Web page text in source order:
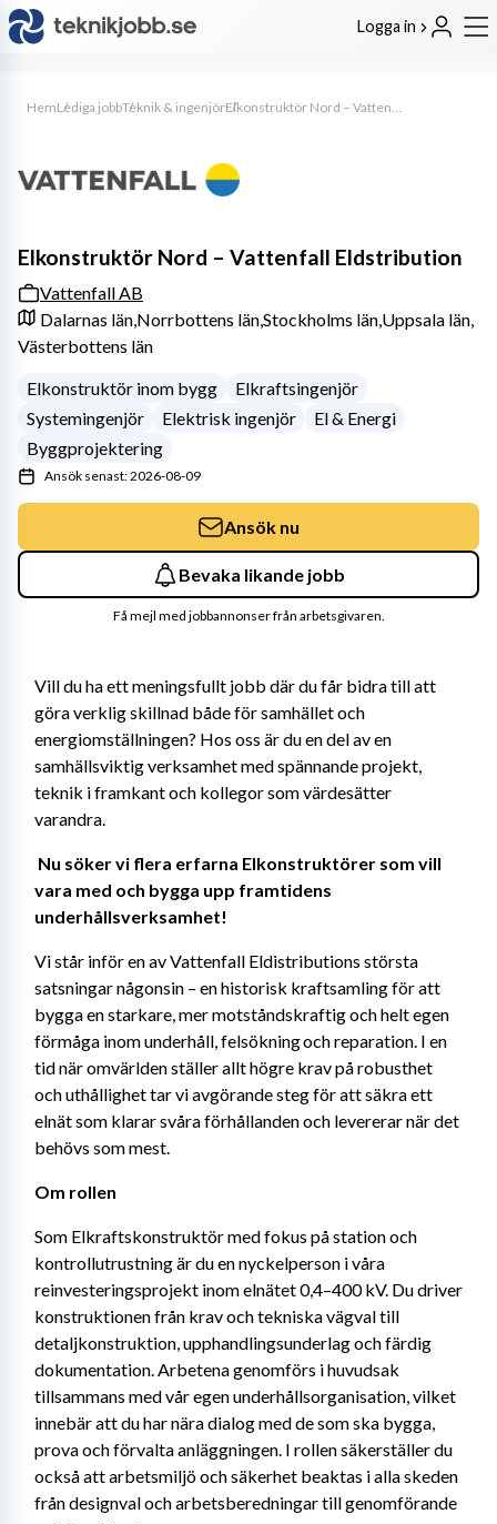
Logga in
HemLediga jobbTeknik & ingenjör Elkonstruktör Nord – Vattenfall Eldstribution
Vill du ha ett meningsfullt jobb där du får bidra till att
göra verklig skillnad både för samhället och
energiomställningen? Hos oss är du en del av en
samhällsviktig verksamhet med spännande projekt,
teknik i framkant och kollegor som värdesätter
varandra.
Nu söker vi flera erfarna Elkonstruktörer som vill
vara med och bygga upp framtidens
underhållsverksamhet!
Vi står inför en av Vattenfall Eldistributions största
satsningar någonsin – en historisk kraftsamling för att
bygga en starkare, mer motståndskraftig och helt egen
förmåga inom underhåll, felsökning och reparation. I en
tid när omvärlden ställer allt högre krav på robusthet
och uthållighet tar vi avgörande steg för att säkra ett
elnät som klarar svåra förhållanden och levererar när det
behövs som mest.
Om rollen
Som Elkraftskonstruktör med fokus på station och
kontrollutrustning är du en nyckelperson i våra
reinvesteringsprojekt inom elnätet 0,4–400 kV. Du driver
konstruktionen från krav och tekniska vägval till
detaljkonstruktion, upphandlingsunderlag och färdig
dokumentation. Arbetena genomförs i huvudsak
tillsammans med vår egen underhållsorganisation, vilket
innebär att du har nära dialog med de som ska bygga,
prova och förvalta anläggningen. I rollen säkerställer du
också att arbetsmiljö och säkerhet beaktas i alla skeden
från designval och arbetsberedningar till genomförande
Elkonstruktör Nord – Vattenfall Eldstribution
Vattenfall AB
Dalarnas län,Norrbottens län,Stockholms län,Uppsala län,
Västerbottens län
Elkonstruktör inom bygg
Elkraftsingenjör
Systemingenjör
Elektrisk ingenjör
El & Energi
Byggprojektering
Ansök senast: 2026-08-09
Ansök nu
Bevaka likande jobb
Få mejl med jobbannonser från arbetsgivaren.